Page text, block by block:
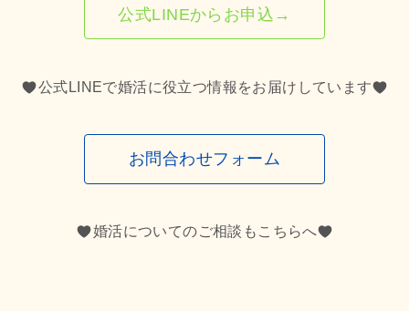
公式LINEからお申込→
公式LINEで婚活に役立つ情報をお届けしています
お問合わせフォーム
婚活についてのご相談もこちらへ